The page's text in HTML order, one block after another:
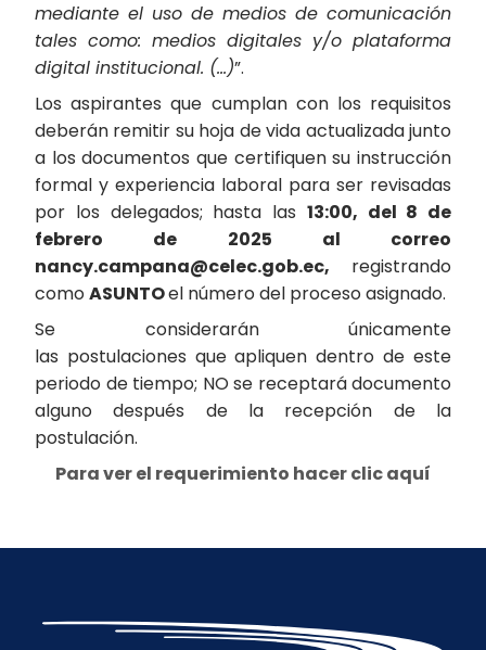
mediante el uso de medios de comunicación
tales como: medios digitales y/o plataforma
digital institucional. (…)”.
Los aspirantes que cumplan con los requisitos
deberán remitir su hoja de vida actualizada junto
a los documentos que certifiquen su instrucción
formal y experiencia laboral para ser revisadas
por los delegados; hasta las 13:00, del 8 de
febrero de 2025 al correo
nancy.campana@celec.gob.ec, registrando
como ASUNTOel número del proceso asignado.
Se considerarán únicamente
las postulaciones que apliquen dentro de este
periodo de tiempo; NO se receptará documento
alguno después de la recepción de la
postulación.
Para ver el requerimiento hacer clic aquí